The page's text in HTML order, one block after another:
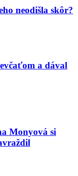
neodišla skôr?
a dával
Monyová si